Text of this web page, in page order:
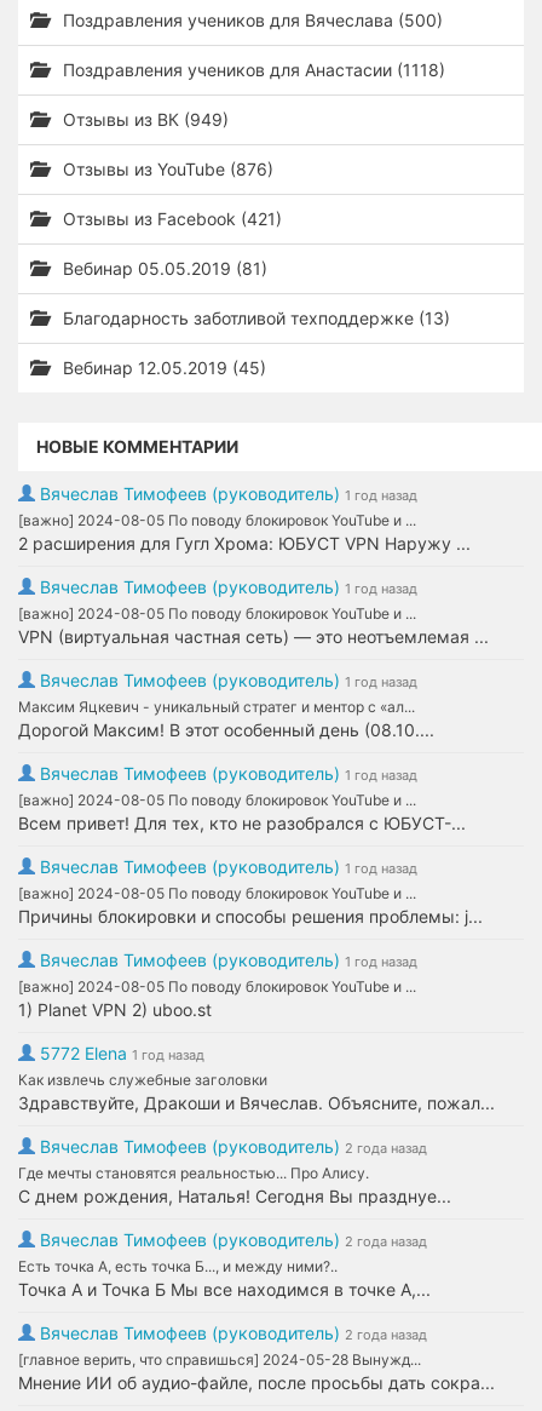
Поздравления учеников для Вячеслава (500)
Поздравления учеников для Анастасии (1118)
Отзывы из ВК (949)
Отзывы из YouTube (876)
Отзывы из Facebook (421)
Вебинар 05.05.2019 (81)
Благодарность заботливой техподдержке (13)
Вебинар 12.05.2019 (45)
НОВЫЕ КОММЕНТАРИИ
Вячеслав Тимофеев (руководитель) 1 год назад
[важно] 2024-08-05 По поводу блокировок YouTube и ...
2 расширения для Гугл Хрома: ЮБУСТ VPN Наружу ...
Вячеслав Тимофеев (руководитель) 1 год назад
[важно] 2024-08-05 По поводу блокировок YouTube и ...
VPN (виртуальная частная сеть) — это неотъемлемая ...
Вячеслав Тимофеев (руководитель) 1 год назад
Максим Яцкевич - уникальный стратег и ментор с «ал...
Дорогой Максим! В этот особенный день (08.10....
Вячеслав Тимофеев (руководитель) 1 год назад
[важно] 2024-08-05 По поводу блокировок YouTube и ...
Всем привет! Для тех, кто не разобрался с ЮБУСТ-...
Вячеслав Тимофеев (руководитель) 1 год назад
[важно] 2024-08-05 По поводу блокировок YouTube и ...
Причины блокировки и способы решения проблемы: j...
Вячеслав Тимофеев (руководитель) 1 год назад
[важно] 2024-08-05 По поводу блокировок YouTube и ...
1) Planet VPN 2) uboo.st
5772 Elena 1 год назад
Как извлечь служебные заголовки
Здравствуйте, Дракоши и Вячеслав. Объясните, пожал...
Вячеслав Тимофеев (руководитель) 2 года назад
Где мечты становятся реальностью... Про Алису.
С днем рождения, Наталья! Сегодня Вы празднуе...
Вячеслав Тимофеев (руководитель) 2 года назад
Есть точка А, есть точка Б..., и между ними?..
Точка А и Точка Б Мы все находимся в точке А,...
Вячеслав Тимофеев (руководитель) 2 года назад
[главное верить, что справишься] 2024-05-28 Вынужд...
Мнение ИИ об аудио-файле, после просьбы дать сокра...